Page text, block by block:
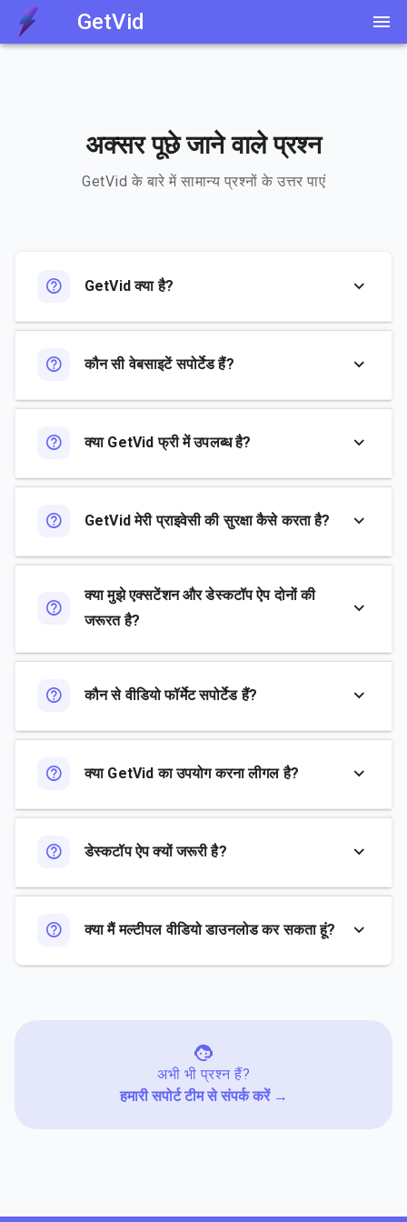
GetVid
अक्सर पूछे जाने वाले प्रश्न
GetVid के बारे में सामान्य प्रश्नों के उत्तर पाएं
GetVid क्या है?
कौन सी वेबसाइटें सपोर्टेड हैं?
क्या GetVid फ्री में उपलब्ध है?
GetVid मेरी प्राइवेसी की सुरक्षा कैसे करता है?
क्या मुझे एक्सटेंशन और डेस्कटॉप ऐप दोनों की
जरूरत है?
कौन से वीडियो फॉर्मेट सपोर्टेड हैं?
क्या GetVid का उपयोग करना लीगल है?
डेस्कटॉप ऐप क्यों जरूरी है?
क्या मैं मल्टीपल वीडियो डाउनलोड कर सकता हूं?
अभी भी प्रश्न हैं?
हमारी सपोर्ट टीम से संपर्क करें →